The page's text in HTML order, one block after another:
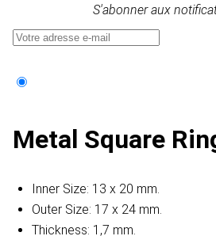
S'abonner aux
Metal Square
Inner Size: 13 x 20 mm.
Outer Size: 17 x 24 mm.
Thickness: 1,7 mm.